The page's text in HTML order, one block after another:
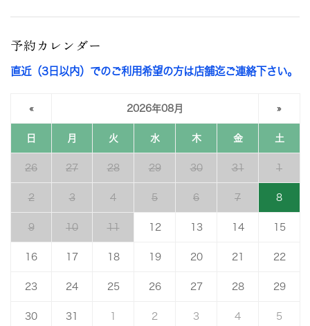
予約カレンダー
直近（3日以内）でのご利用希望の方は店舗迄ご連絡下さい。
« 2026年08月 »
日 月 火 水 木 金 土
26 27 28 29 30 31 1
2 3 4 5 6 7 8
9 10 11 12 13 14 15
16 17 18 19 20 21 22
23 24 25 26 27 28 29
30 31 2 3 4 5